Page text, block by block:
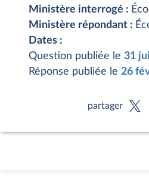
Ministère interrogé :
Ministère répondant :
Dates :
Question publiée le 31
Réponse publiée le 26
partager